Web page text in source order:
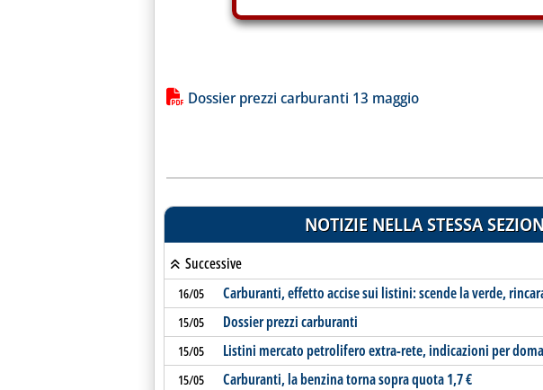
Lista allegati PDF alla notizia
Dossier prezzi carburanti 13 maggio
NOTIZIE NELLA STESSA
Successive
16/05 Carburanti, effetto accise sui listini: scende la verde,
15/05 Dossier prezzi carburanti
15/05 Listini mercato petrolifero extra-rete, indicazioni per
15/05 Carburanti, la benzina torna sopra quota 1,7 €